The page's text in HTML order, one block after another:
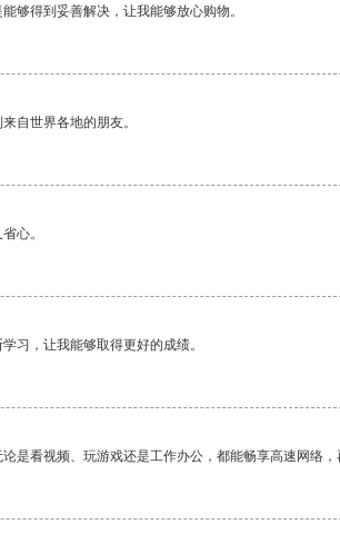
够得到妥善解决，让我能够放心购物。
自世界各地的朋友。
心。
习，让我能够取得更好的成绩。
是看视频、玩游戏还是工作办公，都能畅享高速网络